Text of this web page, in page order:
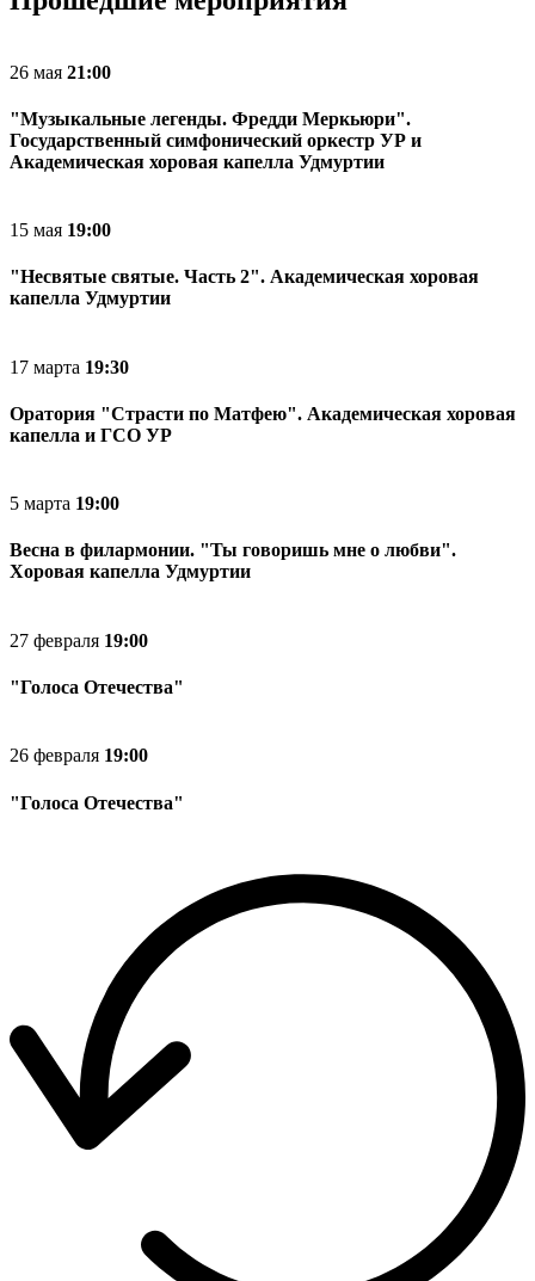
26 мая 21:00
"Музыкальные легенды. Фредди Меркьюри".
Государственный симфонический оркестр УР и
Академическая хоровая капелла Удмуртии
15 мая 19:00
"Несвятые святые. Часть 2". Академическая хоровая
капелла Удмуртии
17 марта 19:30
Оратория "Страсти по Матфею". Академическая хоровая
капелла и ГСО УР
5 марта 19:00
Весна в филармонии. "Ты говоришь мне о любви".
Хоровая капелла Удмуртии
27 февраля 19:00
"Голоса Отечества"
26 февраля 19:00
"Голоса Отечества"